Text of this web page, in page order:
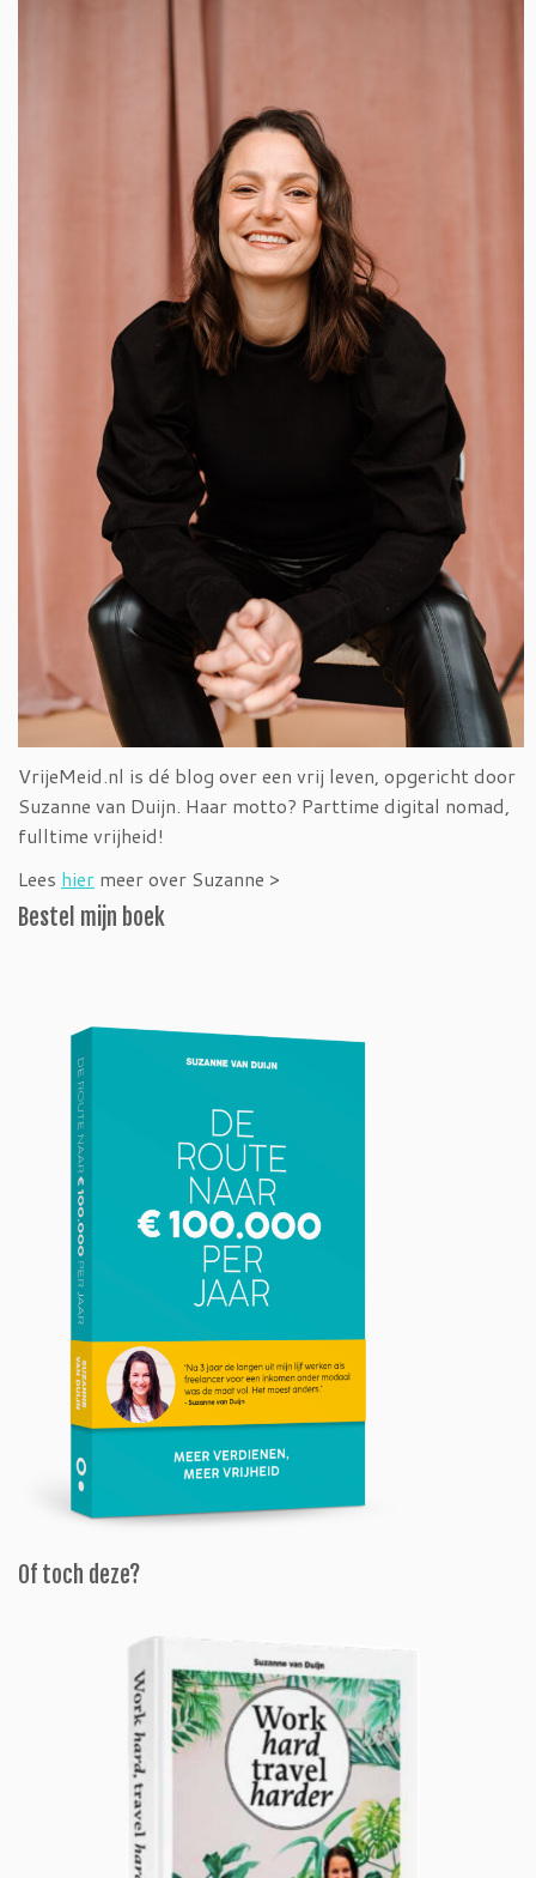
VrijeMeid.nl is dé blog over een vrij leven, opgericht door
Suzanne van Duijn. Haar motto? Parttime digital nomad,
fulltime vrijheid!
Lees hier meer over Suzanne >
Bestel mijn boek
Of toch deze?